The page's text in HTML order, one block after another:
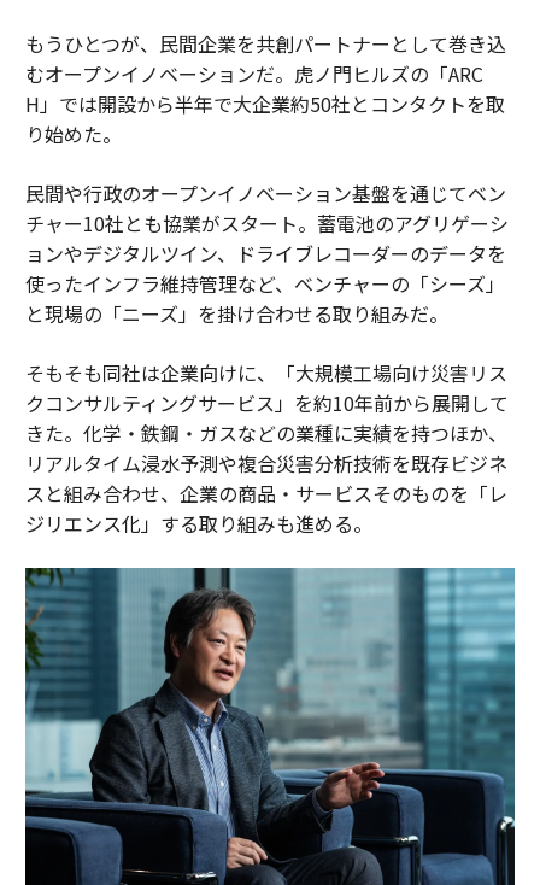
もうひとつが、民間企業を共創パートナーとして巻き込
むオープンイノベーションだ。虎ノ門ヒルズの「ARC
H」では開設から半年で大企業約50社とコンタクトを取
り始めた。
民間や行政のオープンイノベーション基盤を通じてベン
チャー10社とも協業がスタート。蓄電池のアグリゲーシ
ョンやデジタルツイン、ドライブレコーダーのデータを
使ったインフラ維持管理など、ベンチャーの「シーズ」
と現場の「ニーズ」を掛け合わせる取り組みだ。
そもそも同社は企業向けに、「大規模工場向け災害リス
クコンサルティングサービス」を約10年前から展開して
きた。化学・鉄鋼・ガスなどの業種に実績を持つほか、
リアルタイム浸水予測や複合災害分析技術を既存ビジネ
スと組み合わせ、企業の商品・サービスそのものを「レ
ジリエンス化」する取り組みも進める。